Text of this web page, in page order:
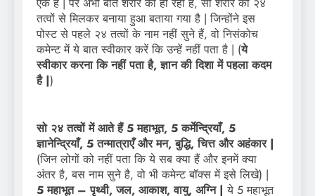
तत्वों से मिलकर बनाया हुआ बताया गया है | जिन्होंने इस
पोस्ट से पहले २४ तत्वों के नाम नहीं सुने हैं, वो निसंकोच
कमेन्ट में ये बात स्वीकार करें कि उन्हें नहीं पता है | (ये
स्वीकार करना कि नहीं पता है, ज्ञान की दिशा में पहला कदम
है |)
सो २४ तत्वों में आते हैं 5 महाभूत, 5 कर्मेन्द्रियाँ, 5
ज्ञानेन्द्रियाँ, 5 तन्मात्राएँ और मन, बुद्धि, चित्त और अहंकार |
(जिन लोगों को नहीं पता कि ये सब क्या हैं और इनमें क्या
अंतर है, बस नाम सुने है, वो भी कमेन्ट बॉक्स में इसे लिखे) |
5 महाभूत – पृथ्वी, जल, आकाश, वायु, अग्नि | ये 5 महाभूत